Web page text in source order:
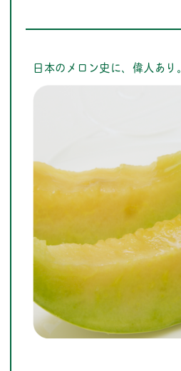
日本のメロン史に、偉人あり。